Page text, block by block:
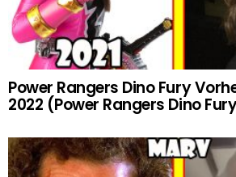
Power Rangers Dino Fury
2022 (Power Rangers Dino